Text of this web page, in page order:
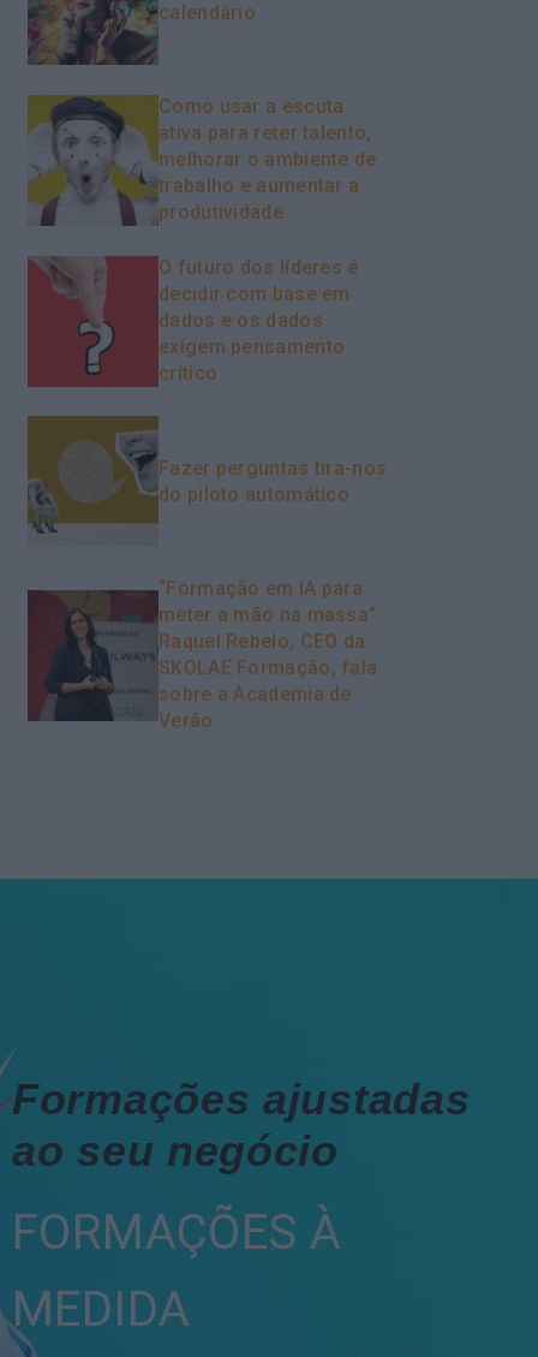
calendário
Como usar a escuta
ativa para reter talento,
melhorar o ambiente de
trabalho e aumentar a
produtividade
O futuro dos líderes é
decidir com base em
dados e os dados
exigem pensamento
crítico
Fazer perguntas tira-nos
do piloto automático
“Formação em IA para
meter a mão na massa”
Raquel Rebelo, CEO da
SKOLAE Formação, fala
sobre a Academia de
Verão
Formações ajustadas
ao seu negócio
FORMAÇÕES À
MEDIDA